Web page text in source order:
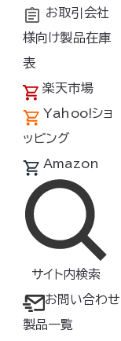
お取引会社
様向け製品在庫
表
楽天市場
Yahoo!ショ
ッピング
Amazon
サイト内検索
お問い合わせ
製品一覧
世界くらべてみた